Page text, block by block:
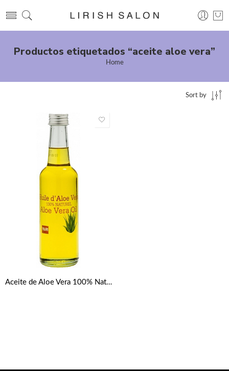
Productos etiquetados “aceite aloe vera”
Home
Sort by
Aceite de Aloe Vera 100% Natural Yari 250 ml